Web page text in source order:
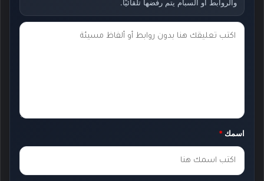
والروابط أو السبام يتم رفضها تلقائيًا.
ت
ك
*
اسمك *